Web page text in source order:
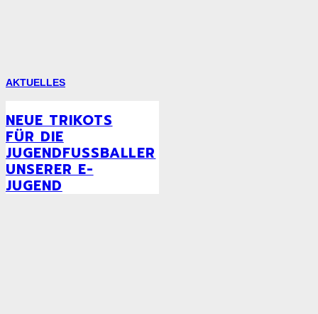
AKTUELLES
NEUE TRIKOTS
FÜR DIE
JUGENDFUSSBALLER U
NSERER E-J
UGEND